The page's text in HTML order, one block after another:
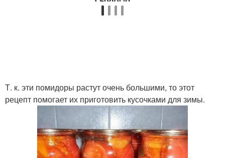
Т. к. эти помидоры растут очень большими, то этот
рецепт помогает их приготовить кусочками для зимы.